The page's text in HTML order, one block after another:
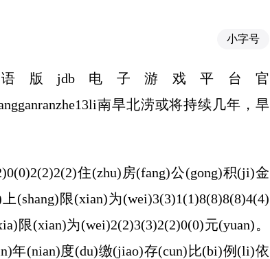
小字号
版jdb电子游戏平台官
南旱北涝或将持续几年，旱
住(zhu)房(fang)公(gong)积(ji)金
(shang)限(xian)为(wei)3(3)1(1)8(8)8(8)4(4)
限(xian)为(wei)2(2)3(3)2(2)0(0)元(yuan)。
年(nian)度(du)缴(jiao)存(cun)比(bi)例(li)依